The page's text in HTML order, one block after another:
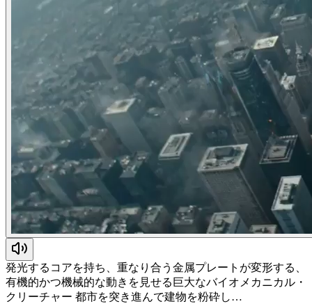
発光するコアを持ち、重なり合う金属プレートが変形する、
有機的かつ機械的な動きを見せる巨大なバイオメカニカル・
クリーチャー 都市を突き進んで建物を粉砕し…